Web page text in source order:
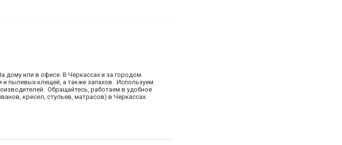
дому или в офисе. В Черкассах и за городом.
и пылевых клещей, а также запахов. Используем
Обращайтесь, работаем в удобное
кресел, стульев, матрасов) в Черкассах.